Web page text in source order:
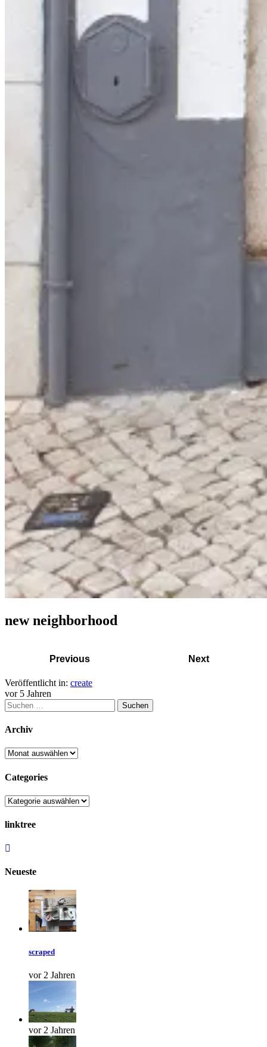
new neighborhood
Previous Next
Veröffentlicht in: create
vor 5 Jahren
Archiv
Categories
linktree
Neueste
scraped
vor 2 Jahren
vor 2 Jahren